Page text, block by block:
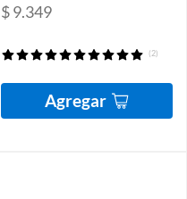
$ 9.349
(2)
Agregar